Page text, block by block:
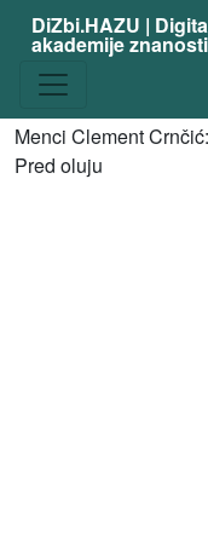
DiZbi.HAZU |
akademije
Menci Clement Crnčić:
Pred oluju